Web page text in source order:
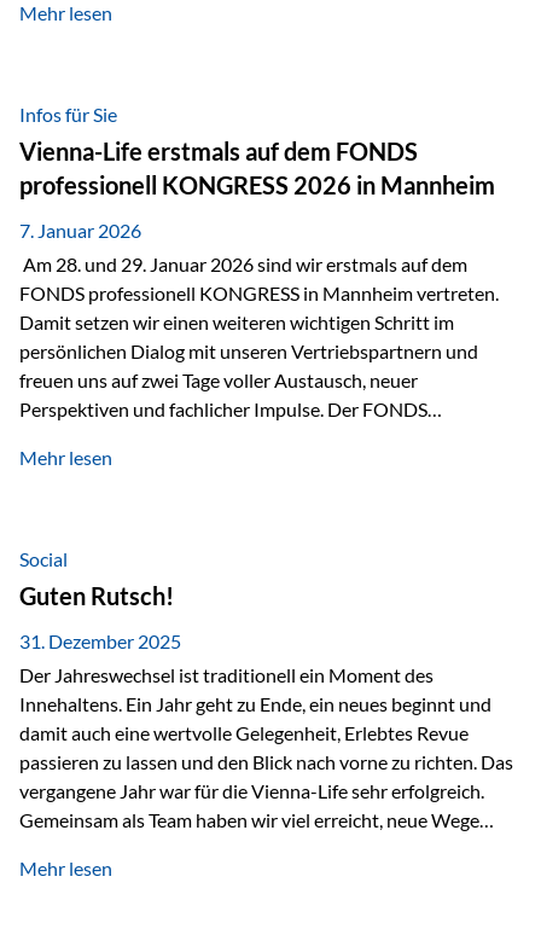
werden häufig kritisch betrachtet. Sie gelten als teurer,
Beide Ansätze haben ihre Berechtigung und ihre Stärken
entfalten sie oft gerade in Kombination. ETFs: Effizient, breit
gestreut und klar strukturiert…
Mehr lesen
Infos für Sie
Vienna-Life erstmals auf dem FONDS
professionell KONGRESS 2026 in Mannheim
7. Januar 2026
Am 28. und 29. Januar 2026 sind wir erstmals auf dem
FONDS professionell KONGRESS in Mannheim vertreten.
Damit setzen wir einen weiteren wichtigen Schritt im
persönlichen Dialog mit unseren Vertriebspartnern und
freuen uns auf zwei Tage voller Austausch, neuer
Perspektiven und fachlicher Impulse. Der FONDS
Branchentreffen für Finanz- und Versicherungsprofis im
Vermögensstrukturierung und Nachfolgeplanung
gemeinsam zu diskutieren. Persönlich für Sie vor Ort An
beiden Kongresstagen stehen Ihnen Maximilian
Fichtenbauer, Dirk…
Mehr lesen
Social
Guten Rutsch!
31. Dezember 2025
Der Jahreswechsel ist traditionell ein Moment des
Innehaltens. Ein Jahr geht zu Ende, ein neues beginnt und
damit auch eine wertvolle Gelegenheit, Erlebtes Revue
passieren zu lassen und den Blick nach vorne zu richten. Das
vergangene Jahr war für die Vienna-Life sehr erfolgreich.
Gemeinsam als Team haben wir viel erreicht, neue Wege
Veranstaltungen wie der Schnifisschnauf, aber auch unsere
Mehr lesen